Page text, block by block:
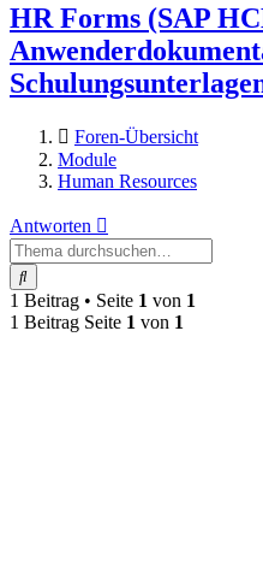
HR Forms (SAP
Foren-Übersicht
Module
Human Resources
Antworten
Suche
1 Beitrag • Seite 1 von 1
1 Beitrag Seite 1 von 1